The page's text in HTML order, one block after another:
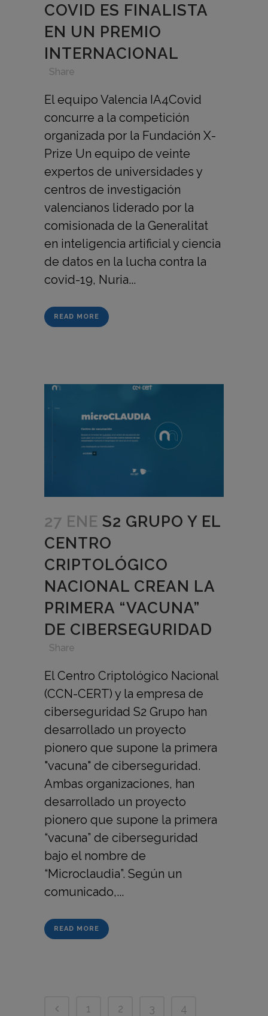
COVID ES FINALISTA
EN UN PREMIO
INTERNACIONAL
Share
El equipo Valencia IA4Covid
concurre a la competición
organizada por la Fundación X-
Prize Un equipo de veinte
expertos de universidades y
centros de investigación
valencianos liderado por la
comisionada de la Generalitat
en inteligencia artificial y ciencia
de datos en la lucha contra la
covid-19, Nuria...
READ MORE
27 ENE S2 GRUPO Y EL
CENTRO
CRIPTOLÓGICO
NACIONAL CREAN LA
PRIMERA “VACUNA”
DE CIBERSEGURIDAD
Share
El Centro Criptológico Nacional
(CCN-CERT) y la empresa de
ciberseguridad S2 Grupo han
desarrollado un proyecto
pionero que supone la primera
"vacuna" de ciberseguridad.
Ambas organizaciones, han
desarrollado un proyecto
pionero que supone la primera
“vacuna” de ciberseguridad
bajo el nombre de
“Microclaudia”. Según un
comunicado,...
READ MORE
1 2 3
4